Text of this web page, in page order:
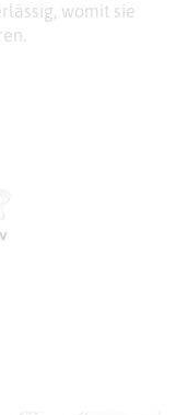
womit sie